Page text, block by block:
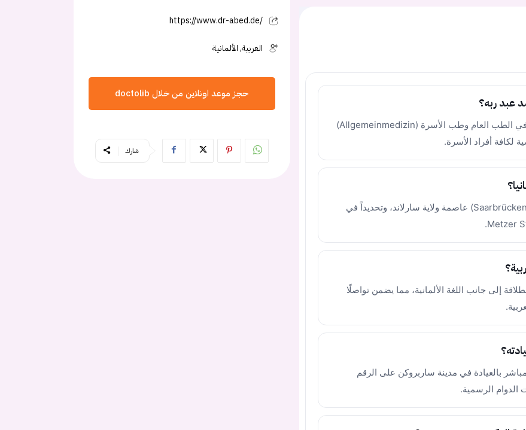
عبد ربه؟
الدكتور محمد عبد ربه هو طبيب أخصائي معتمد في الطب العام وطب الأسرة (Allgemeinmedizin)
لكافة أفراد الأسرة.
تقع عيادته الطبية الخاصة في مدينة ساربروكن (Saarbrücken) عاصمة ولاية سارلاند، وتحديداً في
إلى جانب اللغة الألمانية، مما يضمن تواصلًا
بالعيادة في مدينة ساربروكن على الرقم
https://www.dr-abed.de/
العربية, الألمانية
حجز موعد اونلاين من خلال doctolib
شارك